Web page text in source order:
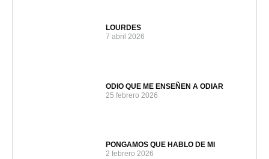
LOURDES
7 abril 2026
ODIO QUE ME ENSEÑEN A ODIAR
25 febrero 2026
PONGAMOS QUE HABLO DE MI
2 febrero 2026